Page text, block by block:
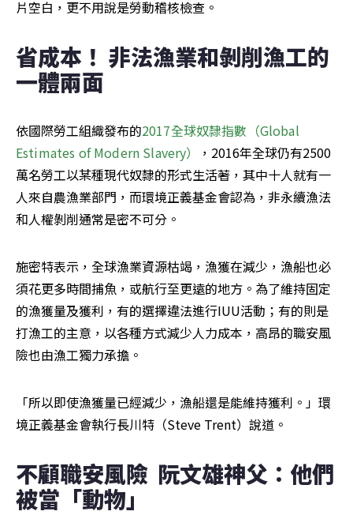
片空白，更不用說是勞動稽核檢查。
省成本！ 非法漁業和剝削漁工的
一體兩面
依國際勞工組織發布的2017全球奴隸指數（Global
Estimates of Modern Slavery）
，2016年全球仍有2500
萬名勞工以某種現代奴隸的形式生活著，其中十人就有一
人來自農漁業部門，而環境正義基金會認為，非永續漁法
和人權剝削通常是密不可分。
施密特表示，全球漁業資源枯竭，漁獲在減少，漁船也必
須花更多時間捕魚，或航行至更遠的地方。為了維持固定
的漁獲量及獲利，有的選擇違法進行IUU活動；有的則是
打漁工的主意，以各種方式減少人力成本，高昂的職安風
險也由漁工獨力承擔。
「所以即使漁獲量已經減少，漁船還是能維持獲利。」環
境正義基金會執行長川特（Steve Trent）說道。
不顧職安風險  阮文雄神父：他們
被當「動物」